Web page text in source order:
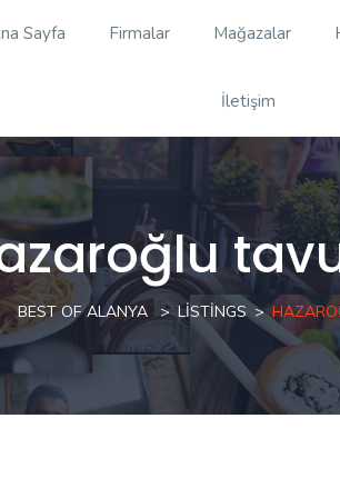
Sayfa Firmalar Mağazalar
İletişim
BEST OF ALANYA LISTINGS